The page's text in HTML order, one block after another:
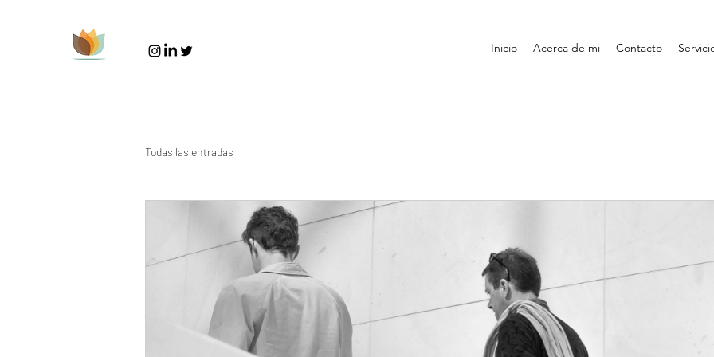
Inicio Acerca de mi Contacto
Todas las entradas